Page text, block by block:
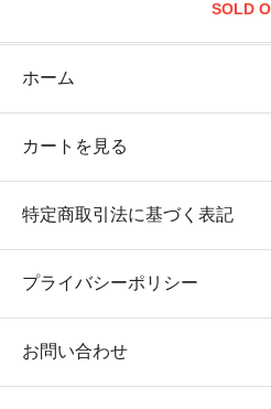
SOLD
ホーム
カートを見る
特定商取引法に基づく表記
プライバシーポリシー
お問い合わせ